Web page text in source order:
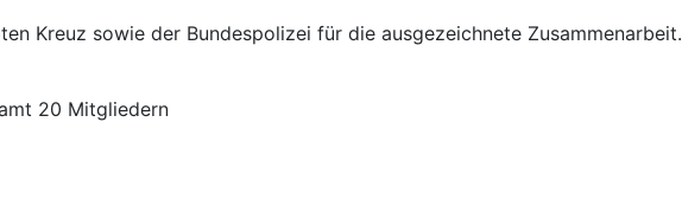
Kreuz sowie der Bundespolizei für die ausgezeichnete Zusammenarbeit.
20 Mitgliedern